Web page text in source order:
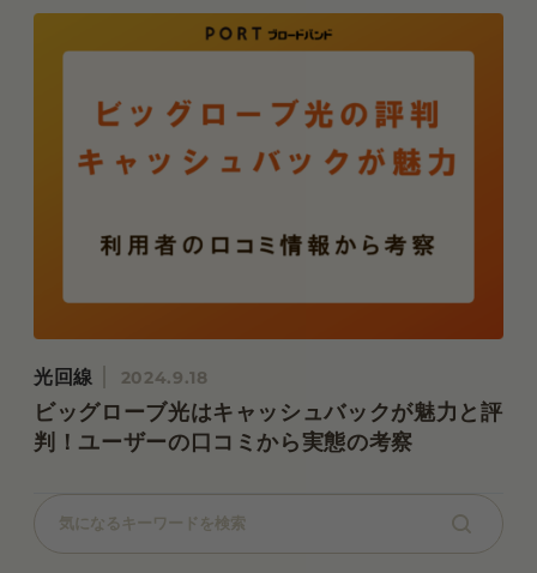
光回線 2024.9.18
ビッグローブ光はキャッシュバックが魅力と評
判！ユーザーの口コミから実態の考察